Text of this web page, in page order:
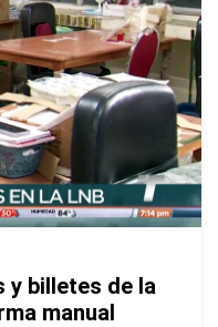
y billetes de la
manual